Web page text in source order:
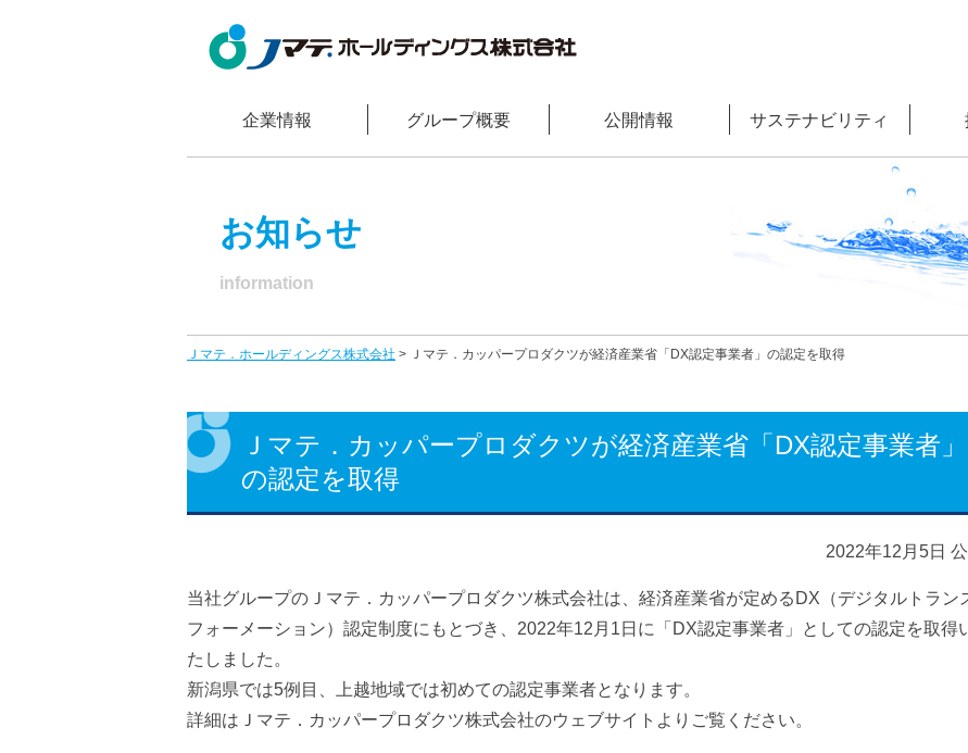
企業情報 グループ概要 公開情報 サステナビリティ
お知らせ
information
Ｊマテ．ホールディングス株式会社 > Ｊマテ．カッパープロダクツが経済産業省「DX認定事業者」の認定を取得
Ｊマテ．カッパープロダクツが経済産業省「DX認定事業者」
の認定を取得
2022年12月5日
当社グループのＪマテ．カッパープロダクツ株式会社は、経済産業省が定めるDX（デジタルトラン
フォーメーション）認定制度にもとづき、2022年12月1日に「DX認定事業者」としての認定を取得
たしました。
新潟県では5例目、上越地域では初めての認定事業者となります。
詳細はＪマテ．カッパープロダクツ株式会社のウェブサイトよりご覧ください。